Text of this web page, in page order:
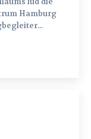
Hamburg